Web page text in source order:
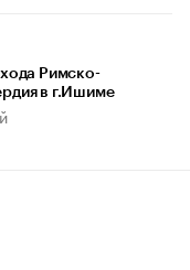
Римско-
в г.Ишиме